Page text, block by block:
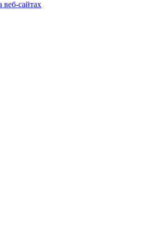
веб-сайтах